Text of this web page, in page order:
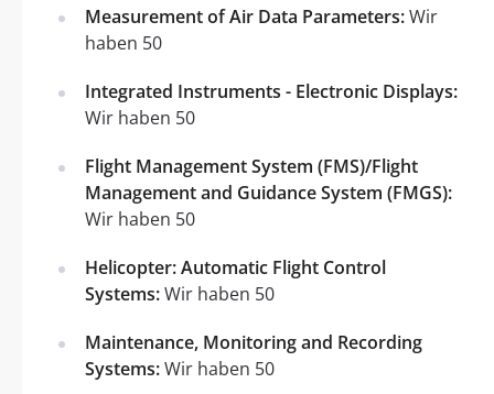
Measurement of Air Data Parameters:Wir
haben 50
Integrated Instruments - Electronic Displays:
Wir haben 50
Flight Management System (FMS)/Flight
Management and Guidance System (FMGS):
Wir haben 50
Helicopter: Automatic Flight Control
Systems:Wir haben 50
Maintenance, Monitoring and Recording
Systems:Wir haben 50